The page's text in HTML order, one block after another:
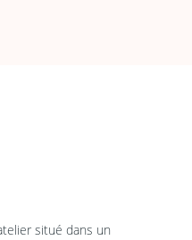
situé dans un